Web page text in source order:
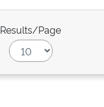
Results/Page